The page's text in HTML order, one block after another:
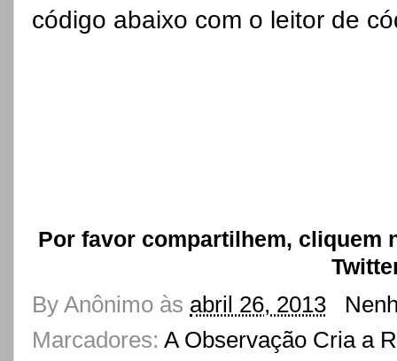
código abaixo com o leitor de
Por favor compartilhem, cliquem
By Anônimo às abril 26, 2013
Marcadores: A Observação Cria a